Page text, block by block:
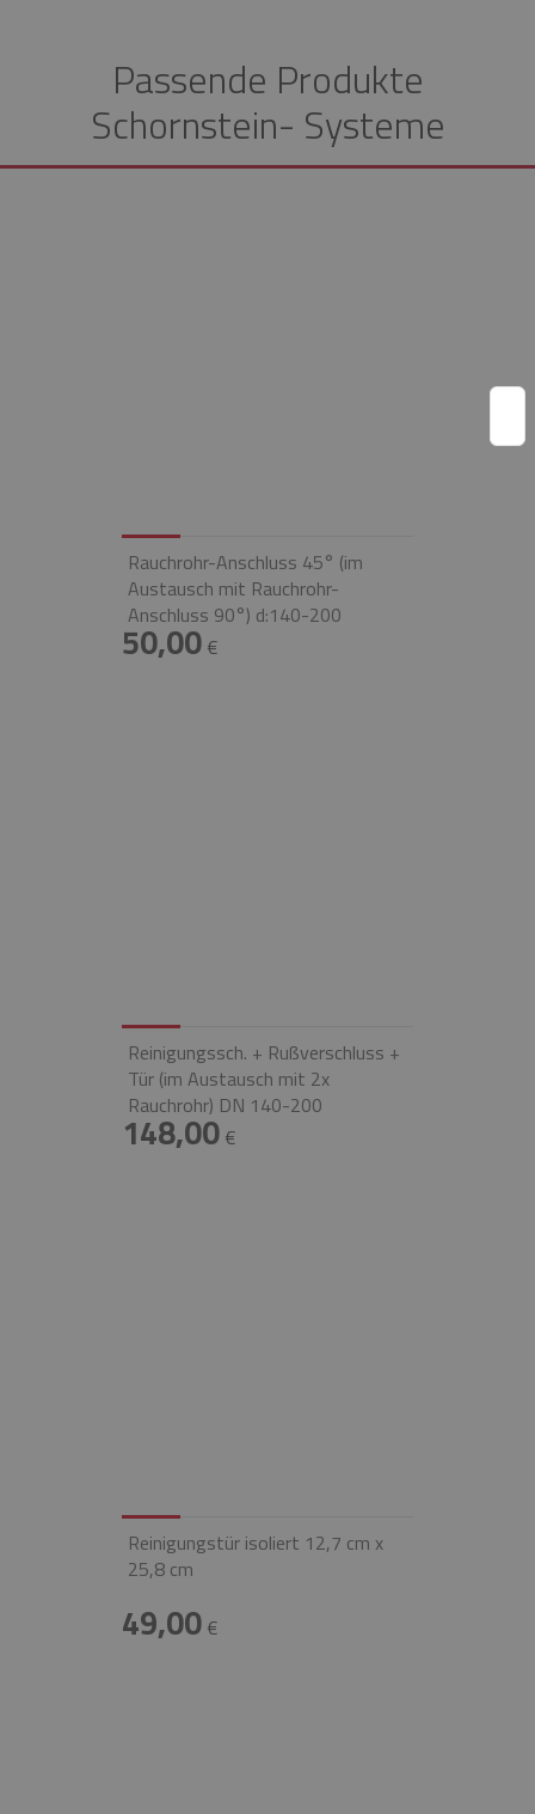
Passende Produkte
Schornstein- Systeme
Rauchrohr-Anschluss 45° (im
Austausch mit Rauchrohr-
Anschluss 90°) d:140-200
50,00€
Reinigungssch. + Rußverschluss +
Tür (im Austausch mit 2x
Rauchrohr) DN 140-200
148,00€
Reinigungstür isoliert 12,7 cm x
25,8 cm
49,00€